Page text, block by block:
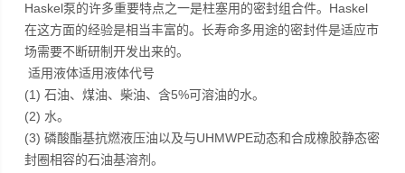
Haskel泵的许多重要特点之一是柱塞用的密封组合件。Haskel
在这方面的经验是相当丰富的。长寿命多用途的密封件是适应市
场需要不断研制开发出来的。
适用液体适用液体代号
(1) 石油、煤油、柴油、含5%可溶油的水。
(2) 水。
(3) 磷酸酯基抗燃液压油以及与UHMWPE动态和合成橡胶静态密
封圈相容的石油基溶剂。